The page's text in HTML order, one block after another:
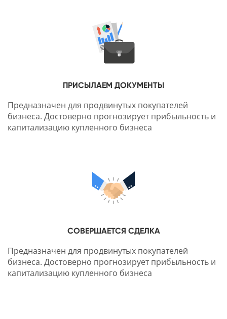
ПРИСЫЛАЕМ ДОКУМЕНТЫ
Предназначен для продвинутых покупателей
бизнеса. Достоверно прогнозирует прибыльность и
капитализацию купленного бизнеса
СОВЕРШАЕТСЯ СДЕЛКА
Предназначен для продвинутых покупателей
бизнеса. Достоверно прогнозирует прибыльность и
капитализацию купленного бизнеса